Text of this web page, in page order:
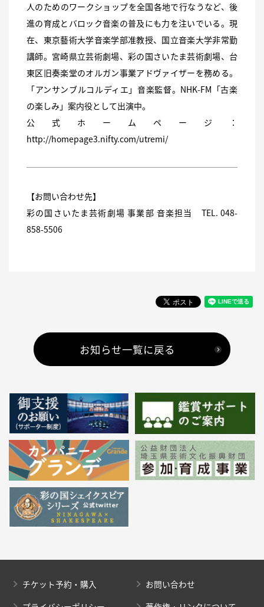
人のためのワークショップを全国各地で行なうなど、後
進の育成とバロック音楽の普及にも力を注いでいる。現
在、東京藝術大学音楽学部准教授、国立音楽大学非常勤
講師。宮崎県立芸術劇場、彩の国さいたま芸術劇場、台
東区旧奏楽堂のオルガン事業アドヴァイザーを務める。
「アンサンブルコルディエ」音楽監督。NHK-FM「古楽
の楽しみ」案内役として出演中。
公式ホームページ：
http://homepage3.nifty.com/utremi/
【お問い合わせ先】
彩の国さいたま芸術劇場 事業部 音楽担当 TEL. 048-
858-5506
お知らせ一覧に戻る
チケット予約・購入
お問い合わせ